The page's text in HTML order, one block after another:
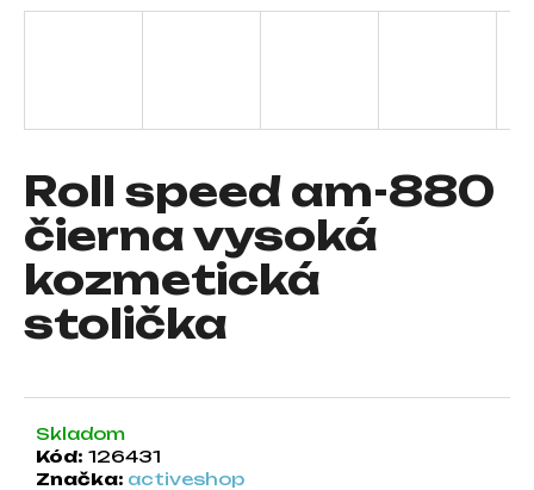
Roll speed am-880
čierna vysoká
kozmetická
stolička
Skladom
Kód: 126431
Značka: activeshop
ť
HĽADAŤ
d
p
o